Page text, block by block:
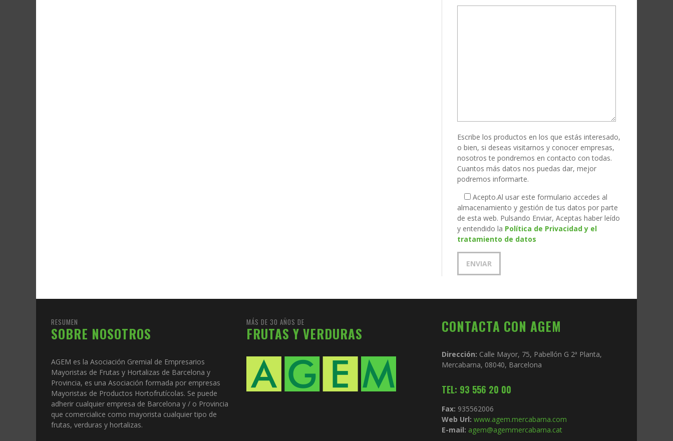
Escribe los productos en los que estás interesado,
o bien, si deseas visitarnos y conocer empresas,
nosotros te pondremos en contacto con todas.
Cuantos más datos nos puedas dar, mejor
podremos informarte.
Acepto.Al usar este formulario accedes al
almacenamiento y gestión de tus datos por parte
de esta web. Pulsando Enviar, Aceptas haber leído
y entendido la Política de Privacidad y el
tratamiento de datos
RESUMEN
SOBRE NOSOTROS
AGEM es la Asociación Gremial de Empresarios
Mayoristas de Frutas y Hortalizas de Barcelona y
Provincia, es una Asociación formada por empresas
Mayoristas de Productos Hortofrutícolas. Se puede
adherir cualquier empresa de Barcelona y / o Provincia
que comercialice como mayorista cualquier tipo de
frutas, verduras y hortalizas.
MÁS DE 30 AÑOS DE
FRUTAS Y VERDURAS CONTACTA CON AGEM
Dirección: Calle Mayor, 75, Pabellón G 2ª Planta,
Mercabarna, 08040, Barcelona
TEL: 93 556 20 00
Fax: 935562006
Web Url: www.agem.mercabarna.com
E-mail: agem@agemmercabarna.cat